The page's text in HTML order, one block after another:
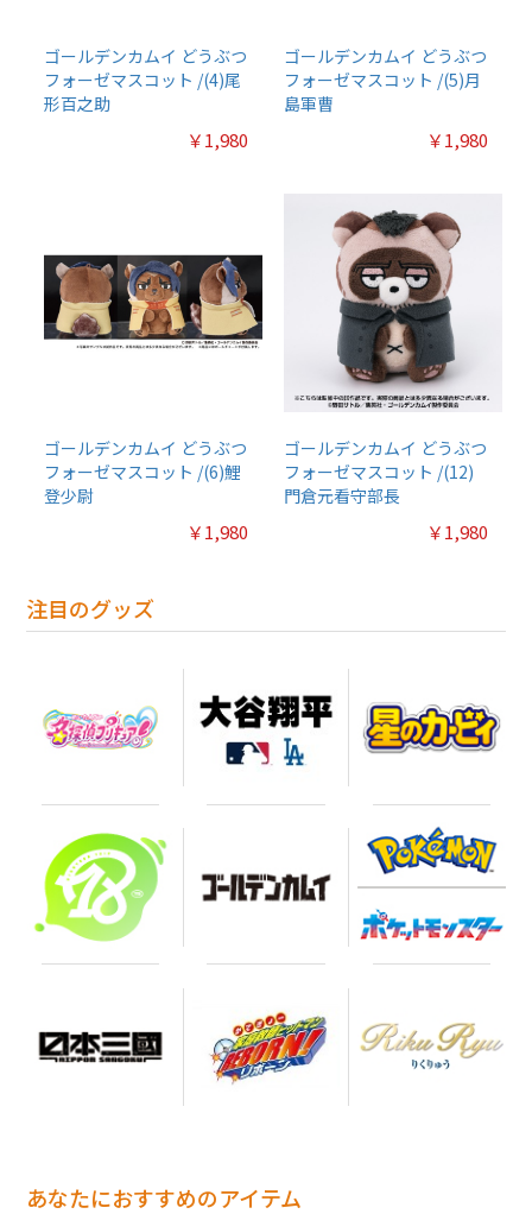
ゴールデンカムイ どうぶつ
フォーゼマスコット /(4)尾
形百之助
￥1,980
ゴールデンカムイ どうぶつ
フォーゼマスコット /(5)月
島軍曹
￥1,980
ゴールデンカムイ どうぶつ
フォーゼマスコット /(6)鯉
登少尉
￥1,980
ゴールデンカムイ どうぶつ
フォーゼマスコット /(12)
門倉元看守部長
￥1,980
注目のグッズ
あなたにおすすめのアイテム